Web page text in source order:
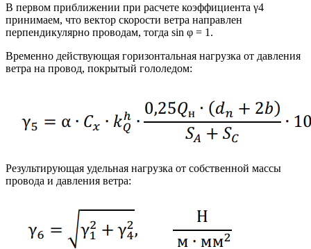
В первом приближении при расчете коэффициента γ4
принимаем, что вектор скорости ветра направлен
перпендикулярно проводам, тогда sin φ = 1.
Временно действующая горизонтальная нагрузка от давления
ветра на провод, покрытый гололедом:
Результирующая удельная нагрузка от собственной массы
провода и давления ветра: